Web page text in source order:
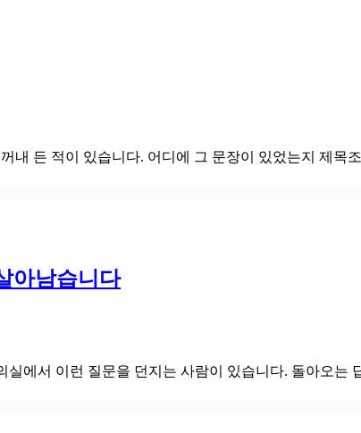
내 든 적이 있습니다. 어디에 그 문장이 있었는지 제목
아남습니다
에서 이런 질문을 던지는 사람이 있습니다. 돌아오는